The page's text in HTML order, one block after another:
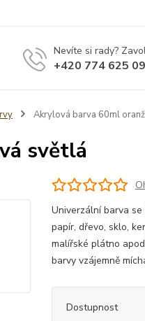
Nevíte si rady?
+420 774 625
Akrylová barva 60ml
světlá
Univerzální barva
papír, dřevo, sklo,
malířské plátno
barvy vzájemně
Dostupnost